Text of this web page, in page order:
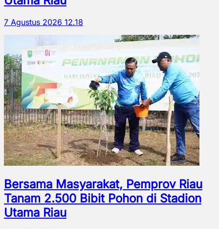
7 Agustus 2026 12.18
Bersama Masyarakat, Pemprov Riau
Tanam 2.500 Bibit Pohon di Stadion
Utama Riau